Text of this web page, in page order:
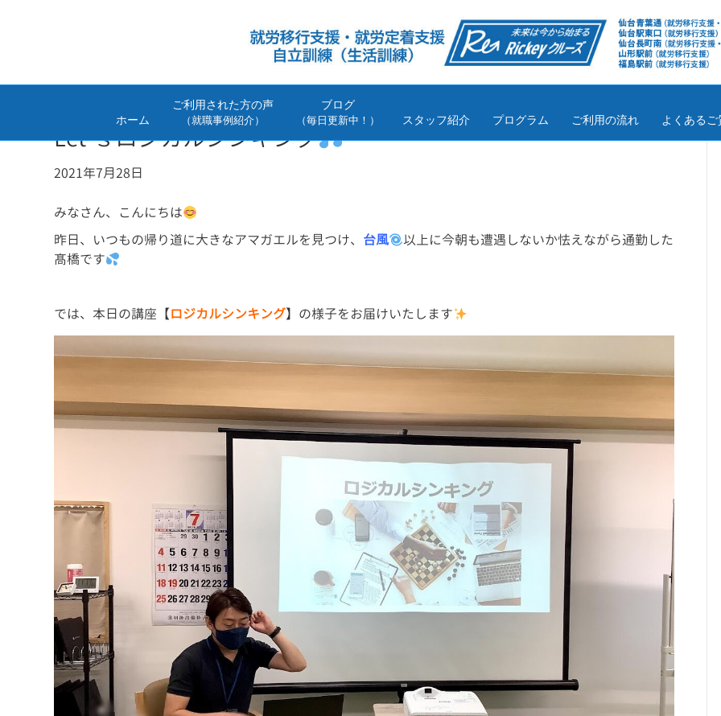
ホーム
ご利用された方の声
（就職事例紹介）
ブログ
（毎日更新中！） スタッフ紹介 プログラム ご利用の流れ よくあるご
Let’ｓロジカルシンキング
2021年7月28日
みなさん、こんにちは
昨日、いつもの帰り道に大きなアマガエルを見つけ、 台風
以上に今朝も遭遇しないか怯えながら通勤した
髙橋です
では、本日の講座【ロジカルシンキング】の様子をお届けいたします